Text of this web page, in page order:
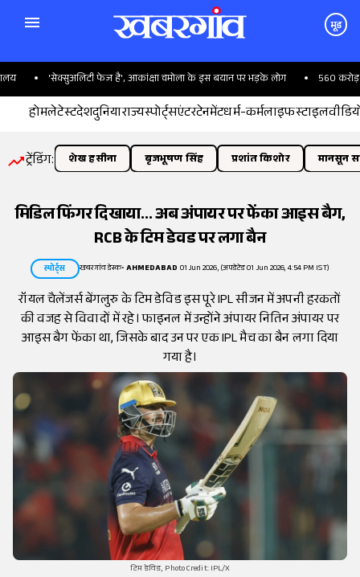
मूड
'सेक्सुअलिटी फेज है', आकांक्षा चमोला के इस बयान पर भड़के लोग 560 करोड़ का
होमलेटेस्टदेशदुनियाराज्यस्पोर्ट्सएंटरटेनमेंटधर्म-कर्मलाइफस्टाइल
ट्रेंडिंग: शेख हसीना बृजभूषण सिंह प्रशांत किशोर मानसून
मिडिल फिंगर दिखाया... अब अंपायर पर फेंका आइस बैग,
RCB के टिम डेवड पर लगा बैन
स्पोर्ट्स खबरगांव डेस्क•AHMEDABAD 01 Jun 2026, (अपडेटेड 01 Jun 2026, 4:54 PM IST)
रॉयल चैलेंजर्स बेंगलुरु के टिम डेविड इस पूरे IPL सीजन में अपनी हरकतों
की वजह से विवादों में रहे। फाइनल में उन्होंने अंपायर नितिन अंपायर पर
आइस बैग फेंका था, जिसके बाद उन पर एक IPL मैच का बैन लगा दिया
गया है।
टिम डेविड, Photo Credit: IPL/X